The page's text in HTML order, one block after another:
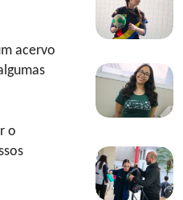
acervo
o